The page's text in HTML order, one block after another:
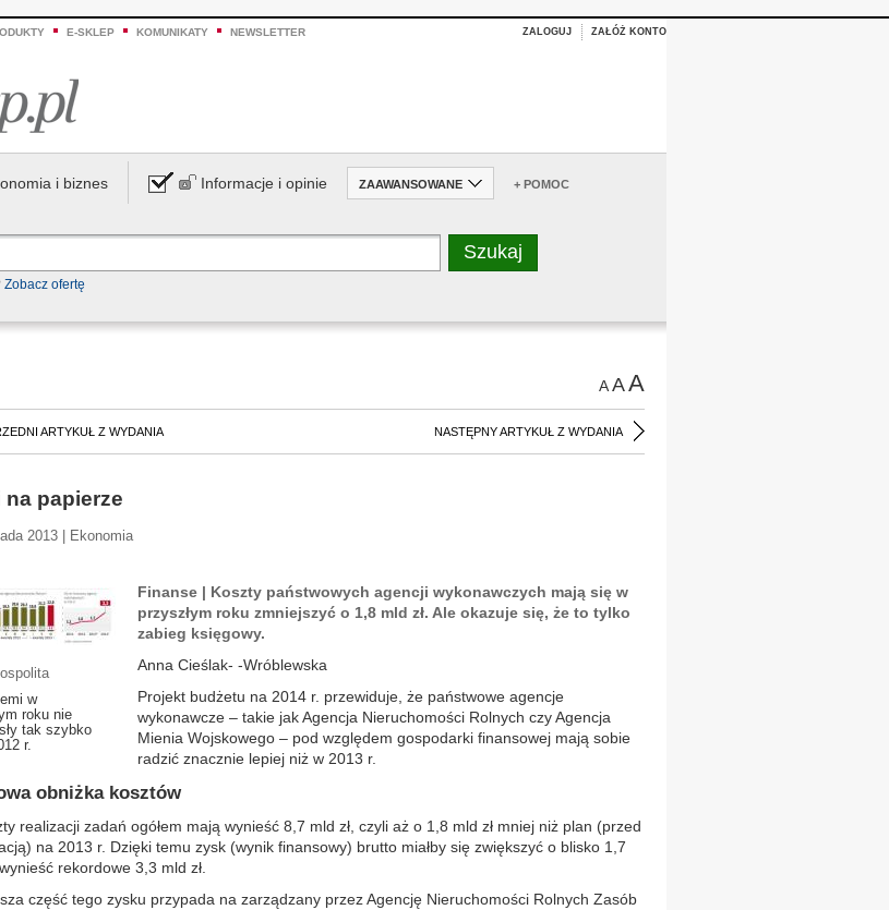
E-SKLEP KOMUNIKATY NEWSLETTER ZALOGUJ ZAŁÓŻ KONTO
i biznes Informacje i opinie ZAAWANSOWANE + POMOC
Zobacz ofertę
AAA
ARTYKUŁ Z WYDANIA NASTĘPNY ARTYKUŁ Z WYDANIA
na papierze
2013 | Ekonomia
w
roku nie
tak szybko
r.
Finanse | Koszty państwowych agencji wykonawczych mają się w
przyszłym roku zmniejszyć o 1,8 mld zł. Ale okazuje się, że to tylko
zabieg księgowy.
Anna Cieślak- -Wróblewska
Projekt budżetu na 2014 r. przewiduje, że państwowe agencje
wykonawcze – takie jak Agencja Nieruchomości Rolnych czy Agencja
Mienia Wojskowego – pod względem gospodarki finansowej mają sobie
radzić znacznie lepiej niż w 2013 r.
obniżka kosztów
realizacji zadań ogółem mają wynieść 8,7 mld zł, czyli aż o 1,8 mld zł mniej niż plan (przed
na 2013 r. Dzięki temu zysk (wynik finansowy) brutto miałby się zwiększyć o blisko 1,7
rekordowe 3,3 mld zł.
część tego zysku przypada na zarządzany przez Agencję Nieruchomości Rolnych Zasób